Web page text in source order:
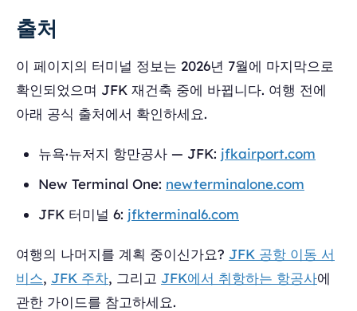
출처
이 페이지의 터미널 정보는 2026년 7월에 마지막으로
확인되었으며 JFK 재건축 중에 바뀝니다. 여행 전에
아래 공식 출처에서 확인하세요.
뉴욕·뉴저지 항만공사 — JFK: jfkairport.com
New Terminal One: newterminalone.com
JFK 터미널 6: jfkterminal6.com
여행의 나머지를 계획 중이신가요? JFK 공항 이동 서
비스, JFK 주차, 그리고 JFK에서 취항하는 항공사에
관한 가이드를 참고하세요.